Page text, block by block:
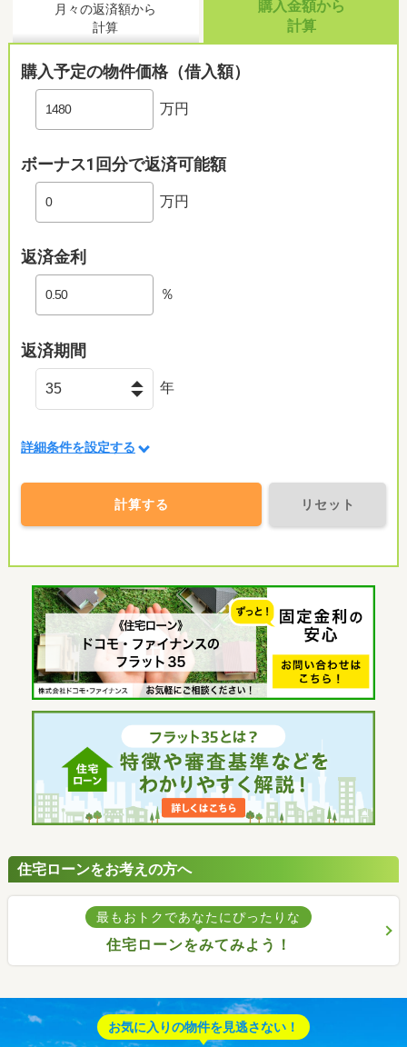
月々の返済額から
計算
購入金額から
計算
購入予定の物件価格（借入額）
万円
ボーナス1回分で返済可能額
万円
返済金利
％
返済期間
年
詳細条件を設定する
計算する リセット
住宅ローンをお考えの方へ
最もおトクであなたにぴったりな
住宅ローンをみてみよう！
お気に入りの物件を見逃さない！